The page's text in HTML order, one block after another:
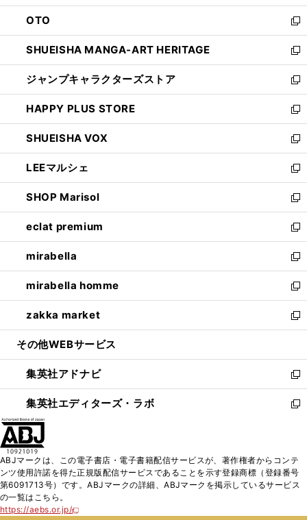
ウ
で
開
く
ン
ド
ウ
で
開
く
OTO
新
し
い
ウ
ィ
ン
ド
ウ
で
開
く
SHUEISHA MANGA-ART HERITAGE
新
し
い
ウ
ィ
ン
ド
ウ
で
開
く
ジャンプキャラクターズストア
新
し
い
ウ
ィ
ン
ド
ウ
で
開
く
HAPPY PLUS STORE
新
し
い
ウ
ィ
ン
ド
ウ
で
開
く
SHUEISHA VOX
新
し
い
ウ
ィ
ン
ド
ウ
で
開
く
LEEマルシェ
新
し
い
ウ
ィ
ン
ド
ウ
で
開
く
SHOP Marisol
新
し
い
ウ
ィ
ン
ド
ウ
で
開
eclat premium
新
し
い
ウ
ィ
ン
ド
ウ
開
く
mirabella
新
し
い
ウ
ィ
ン
ウ
で
開
く
mirabella homme
新
し
い
ウ
ン
ド
ウ
で
zakka market
新
し
ウ
ィ
ン
ド
く
その他WEBサービス
集英社アドナビ
新
し
い
ド
ウ
で
集英社エディターズ・ラボ
新
ィ
ン
ABJマークは、この電子書店・電子書籍配信サービスが、著作権者からコンテ
ンツ使用許諾を得た正規版配信サービスであることを示す登録商標（登録番号
第6091713号）です。ABJマークの詳細、ABJマークを掲示しているサービス
の一覧はこちら。
https://aebs.or.jp/
新